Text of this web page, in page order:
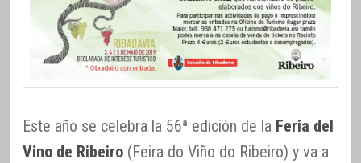
Este año se celebra la 56ª edición de la Feria del
Vino de Ribeiro (Feira do Viño do Ribeiro) y va a